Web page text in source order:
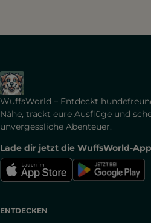
WuffsWorld – Entdeckt
Nähe, trackt eure Ausflüge und
unvergessliche Abenteuer.
Lade dir jetzt die WuffsWorld-
ENTDECKEN